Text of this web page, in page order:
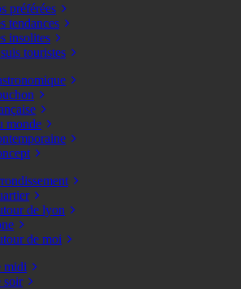
préférées
tendances
insolites
touristes
monde
de lyon
de moi
midi
soir